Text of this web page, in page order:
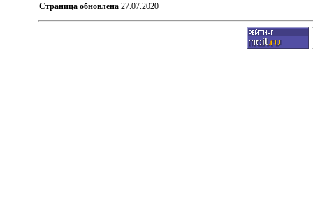
Страница обновлена 27.07.2020